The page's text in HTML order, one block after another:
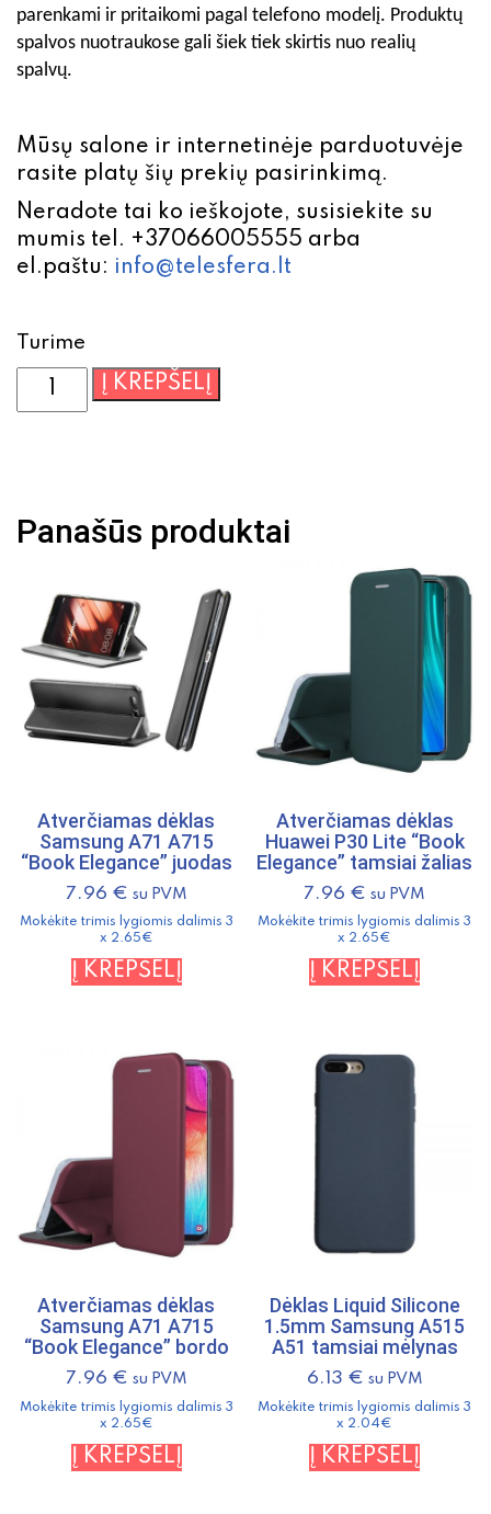
parenkami ir pritaikomi pagal telefono modelį. Produktų
spalvos nuotraukose gali šiek tiek skirtis nuo realių
spalvų.
Mūsų salone ir internetinėje parduotuvėje
rasite platų šių prekių pasirinkimą.
Neradote tai ko ieškojote, susisiekite su
mumis tel. +37066005555 arba
el.paštu: info@telesfera.lt
Turime
produkto
kiekis:
Redmi
8A
juodas
Į KREPŠELĮ
Panašūs produktai
Atverčiamas dėklas
Samsung A71 A715
“Book Elegance” juodas
7.96 € su PVM
Mokėkite trimis lygiomis dalimis 3
x 2.65€
Į KREPŠELĮ
Atverčiamas dėklas
Huawei P30 Lite “Book
Elegance” tamsiai žalias
7.96 € su PVM
Mokėkite trimis lygiomis dalimis 3
x 2.65€
Į KREPŠELĮ
Atverčiamas dėklas
Samsung A71 A715
“Book Elegance” bordo
7.96 € su PVM
Mokėkite trimis lygiomis dalimis 3
x 2.65€
Į KREPŠELĮ
Dėklas Liquid Silicone
1.5mm Samsung A515
A51 tamsiai mėlynas
6.13 € su PVM
Mokėkite trimis lygiomis dalimis 3
x 2.04€
Į KREPŠELĮ